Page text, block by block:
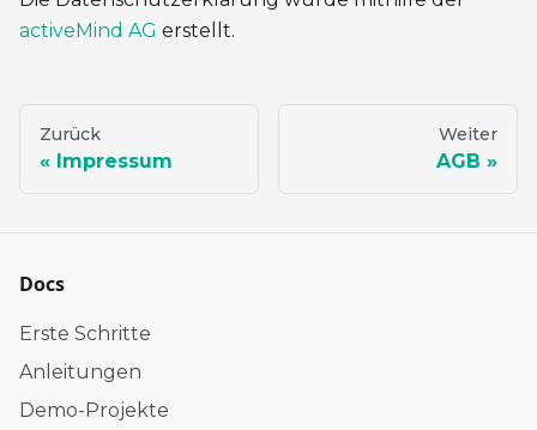
activeMind AG erstellt.
Zurück
Impressum
Weiter
AGB
Docs
Erste Schritte
Anleitungen
Demo-Projekte